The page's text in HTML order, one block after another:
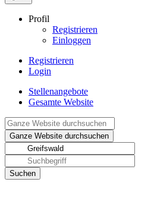
Profil
Registrieren
Einloggen
Registrieren
Login
Stellenangebote
Gesamte Website